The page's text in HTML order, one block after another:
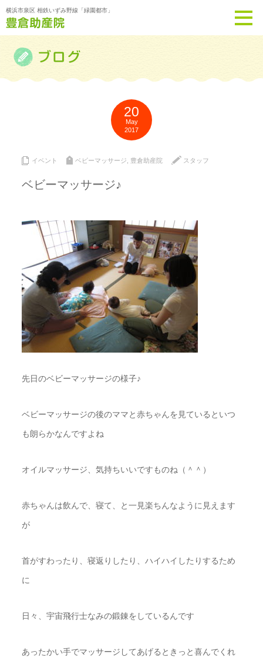
横浜市泉区 相鉄いずみ野線「緑園都市」
20
May
2017
イベント ベビーマッサージ 豊倉助産院 スタッフ
ベビーマッサージ♪
先日のベビーマッサージの様子♪
ベビーマッサージの後のママと赤ちゃんを見ているといつ
も朗らかなんですよね
オイルマッサージ、気持ちいいですものね（＾＾）
赤ちゃんは飲んで、寝て、と一見楽ちんなように見えます
が
首がすわったり、寝返りしたり、ハイハイしたりするため
に
日々、宇宙飛行士なみの鍛錬をしているんです
あったかい手でマッサージしてあげるときっと喜んでくれ